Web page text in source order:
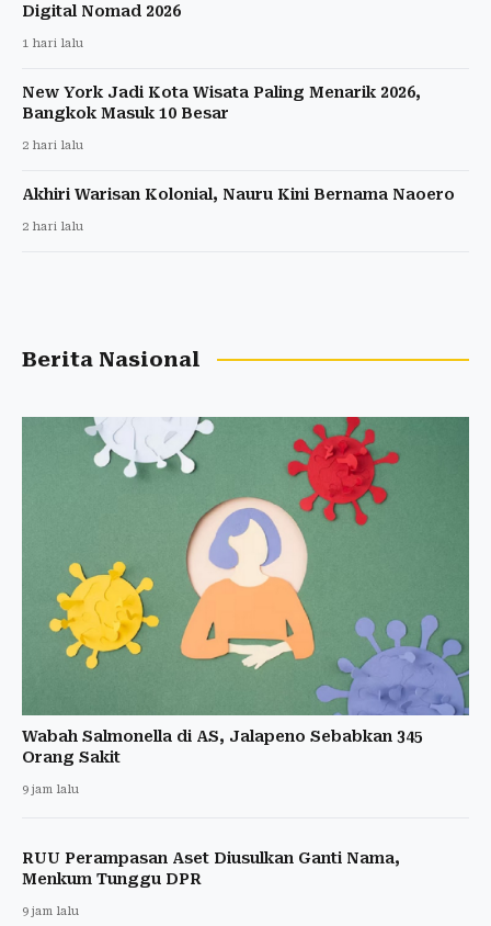
Digital Nomad 2026
1 hari lalu
New York Jadi Kota Wisata Paling Menarik 2026,
Bangkok Masuk 10 Besar
2 hari lalu
Akhiri Warisan Kolonial, Nauru Kini Bernama Naoero
2 hari lalu
Berita Nasional
Wabah Salmonella di AS, Jalapeno Sebabkan 345
Orang Sakit
9 jam lalu
RUU Perampasan Aset Diusulkan Ganti Nama,
Menkum Tunggu DPR
9 jam lalu